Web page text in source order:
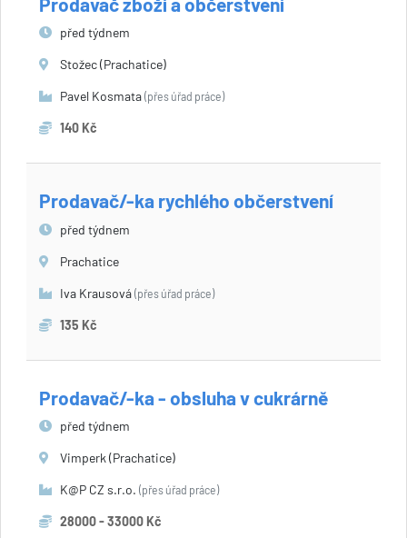
před týdnem
Stožec (Prachatice)
Pavel Kosmata (přes úřad práce)
140 Kč
Prodavač/-ka rychlého občerstvení
před týdnem
Prachatice
Iva Krausová (přes úřad práce)
135 Kč
Prodavač/-ka - obsluha v cukrárně
před týdnem
Vimperk (Prachatice)
K@P CZ s.r.o. (přes úřad práce)
28000 - 33000 Kč